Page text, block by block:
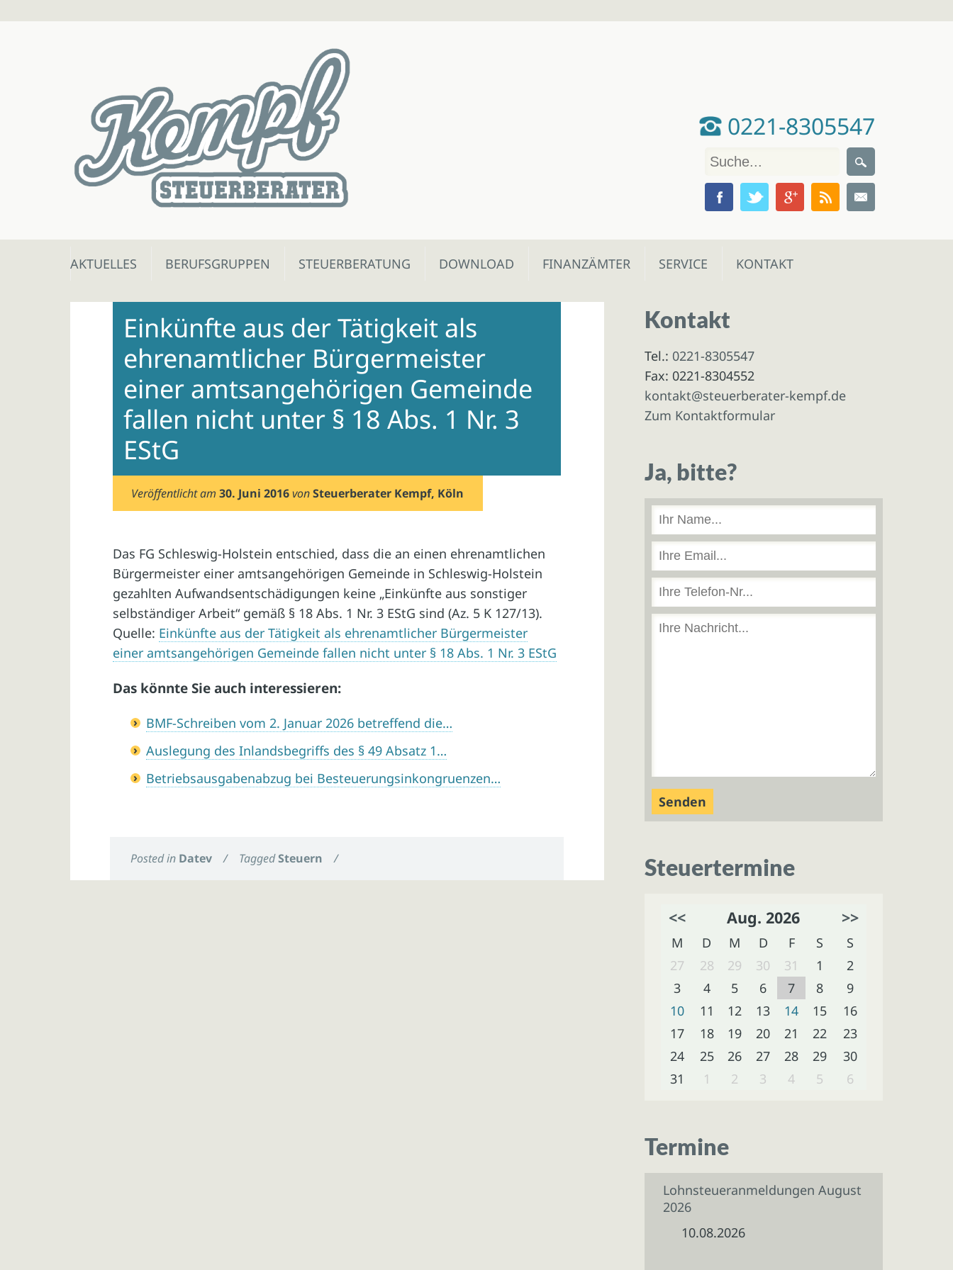
0221-8305547
Skip
AKTUELLES BERUFSGRUPPEN STEUERBERATUNG DOWNLOAD FINANZÄMTER SERVICE KONTAKT
Einkünfte aus der Tätigkeit als
ehrenamtlicher Bürgermeister
einer amtsangehörigen Gemeinde
fallen nicht unter § 18 Abs. 1 Nr. 3
EStG
Veröffentlicht am30. Juni 2016 vonSteuerberater Kempf, Köln
Das FG Schleswig-Holstein entschied, dass die an einen ehrenamtlichen
Bürgermeister einer amtsangehörigen Gemeinde in Schleswig-Holstein
gezahlten Aufwandsentschädigungen keine „Einkünfte aus sonstiger
selbständiger Arbeit“ gemäß § 18 Abs. 1 Nr. 3 EStG sind (Az. 5 K 127/13).
Quelle: Einkünfte aus der Tätigkeit als ehrenamtlicher Bürgermeister
einer amtsangehörigen Gemeinde fallen nicht unter § 18 Abs. 1 Nr. 3 EStG
Das könnte Sie auch interessieren:
BMF-Schreiben vom 2. Januar 2026 betreffend die…
Auslegung des Inlandsbegriffs des § 49 Absatz 1…
Betriebsausgabenabzug bei Besteuerungsinkongruenzen…
Posted in Datev / TaggedSteuern /
Kontakt
Tel.: 0221-8305547
Fax: 0221-8304552
kontakt@steuerberater-kempf.de
Zum Kontaktformular
Ja, bitte?
Steuertermine
<< Aug. 2026 >>
M D M D F S
S
27
28 29 30 31 1
2
3
4 5 6 7 8
9
10
11 12 13 14 15
16
17
18 19 20 21 22
23
24
25 26 27 28 29
30
31
1 2 3 4 5 6
Termine
Lohnsteueranmeldungen August
2026
10.08.2026